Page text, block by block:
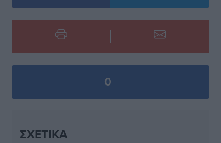
0
ΣΧΕΤΙΚΆ